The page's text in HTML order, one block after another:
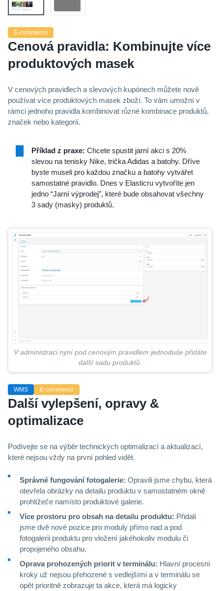
Cenová pravidla: Kombinujte více
produktových masek
E-commerce
V cenových pravidlech a slevových kupónech můžete nově
používat více produktových masek zboží. To vám umožní v
rámci jednoho pravidla kombinovat různé kombinace produktů,
značek nebo kategorií.
Příklad z praxe: Chcete spustit jarní akci s 20%
slevou na tenisky Nike, trička Adidas a batohy. Dříve
byste museli pro každou značku a batohy vytvářet
samostatné pravidlo. Dnes v Elasticru vytvoříte jen
jedno “Jarní výprodej”, které bude obsahovat všechny
3 sady (masky) produktů.
V administraci nyní pod cenovým pravidlem jednoduše přidáte
další sadu produktů.
Další vylepšení, opravy &
optimalizace
WMS E-commerce
Podívejte se na výběr technických optimalizací a aktualizací,
které nejsou vždy na první pohled vidět.
Správné fungování fotogalerie: Opravili jsme chybu, která
otevřela obrázky na detailu produktu v samostatném okně
prohlížeče namísto produktové galerie.
Více prostoru pro obsah na detailu produktu: Přidali
jsme dvě nové pozice pro moduly přímo nad a pod
fotogalerii produktu pro vložení jakéhokoliv modulu či
propojeného obsahu.
Oprava prohozených priorit v terminálu: Hlavní procesní
kroky už nejsou přehozené s vedlejšími a v terminálu se
opět prioritně zobrazuje ta akce, která má logicky